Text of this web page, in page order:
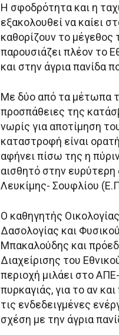
Η σφοδρότητα και η
εξακολουθεί να καίει
καθορίζουν το μέγεθος
παρουσιάζει πλέον το
και στην άγρια πανίδα
Με δύο από τα μέτωπα
προσπάθειες της
νωρίς για αποτίμηση
καταστροφή είναι
αφήνει πίσω της η
αισθητό στην
Λευκίμης- Σουφλίου
Ο καθηγητής
Δασολογίας και
Μπακαλούδης και
Διαχείρισης του
περιοχή μιλάει στο
πυρκαγιάς, για το αν
τις ενδεδειγμένες
σχέση με την άγρια